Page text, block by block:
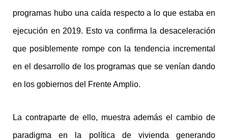
programas hubo una caída respecto a lo que estaba en
ejecución en 2019. Esto va confirma la desaceleración
que posiblemente rompe con la tendencia incremental
en el desarrollo de los programas que se venían dando
en los gobiernos del Frente Amplio.
La contraparte de ello, muestra además el cambio de
paradigma en la política de vivienda generando